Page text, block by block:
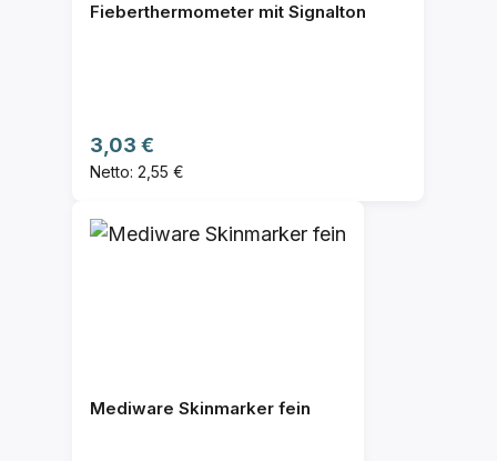
Fieberthermometer mit Signalton
Regulärer Preis:
3,03 €
Netto: 2,55 €
Mediware Skinmarker fein